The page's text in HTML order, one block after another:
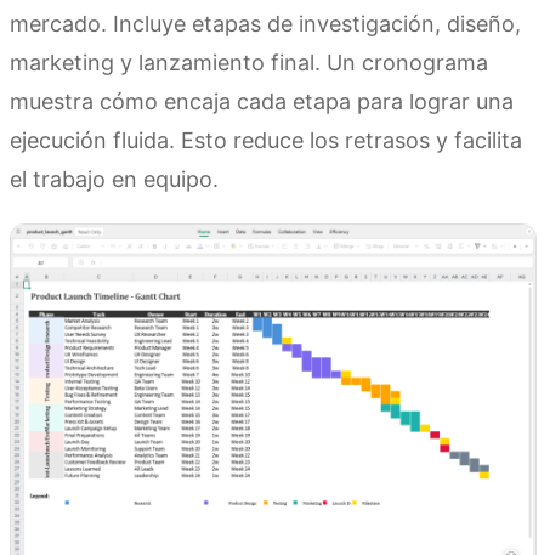
mercado. Incluye etapas de investigación, diseño,
marketing y lanzamiento final. Un cronograma
muestra cómo encaja cada etapa para lograr una
ejecución fluida. Esto reduce los retrasos y facilita
el trabajo en equipo.